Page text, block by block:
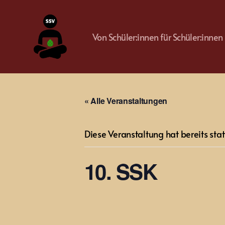
Augsburg
Von Schüler:innen für Schüler:innen
« Alle Veranstaltungen
Diese Veranstaltung hat bereits
10. SSK